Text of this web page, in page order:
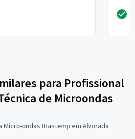
para Profissional
de Microondas
Micro-ondas Brastemp em Alvorada